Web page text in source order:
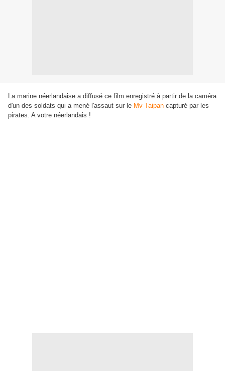
La marine néerlandaise a diffusé ce film enregistré à partir de la caméra
d'un des soldats qui a mené l'assaut sur le Mv Taipan capturé par les
pirates. A votre néerlandais !